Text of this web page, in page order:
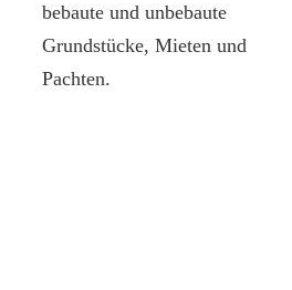
bebaute und unbebaute
Grundstücke, Mieten und
Pachten.